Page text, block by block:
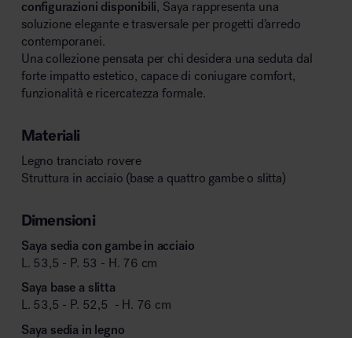
configurazioni disponibili, Saya rappresenta una
soluzione elegante e trasversale per progetti d’arredo
contemporanei.
Una collezione pensata per chi desidera una seduta dal
forte impatto estetico, capace di coniugare comfort,
funzionalità e ricercatezza formale.
Materiali
Legno tranciato rovere
Struttura in acciaio (base a quattro gambe o slitta)
Dimensioni
Saya sedia con gambe in acciaio
L. 53,5 - P. 53 - H. 76 cm
Saya base a slitta
L. 53,5 - P. 52,5 - H. 76 cm
Saya sedia in legno